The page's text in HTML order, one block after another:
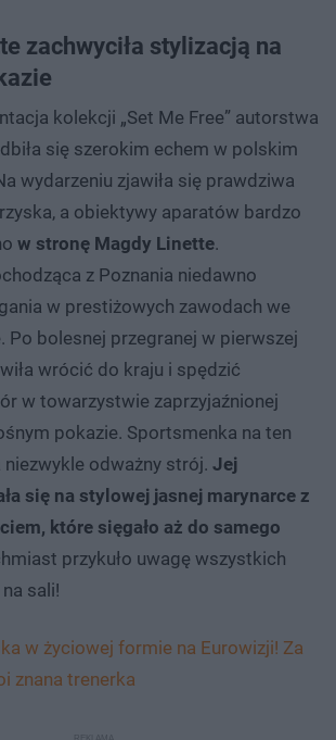
zachwyciła stylizacją na
kolekcji „Set Me Free” autorstwa
się szerokim echem w polskim
wydarzeniu zjawiła się prawdziwa
a obiektywy aparatów bardzo
w stronę Magdy Linette.
z Poznania niedawno
w prestiżowych zawodach we
Po bolesnej przegranej w pierwszej
wrócić do kraju i spędzić
w towarzystwie zaprzyjaźnionej
pokazie. Sportsmenka na ten
niezwykle odważny strój. Jej
się na stylowej jasnej marynarce z
które sięgało aż do samego
przykuło uwagę wszystkich
sali!
w życiowej formie na Eurowizji! Za
znana trenerka